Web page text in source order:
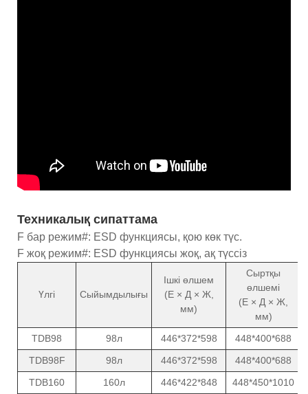
Техникалық сипаттама
F бар режим#: ESD функциясы, қою көк түс.
F жоқ режим#: ESD функциясы жоқ, ақ түссіз
Үлгі Сыйымдылығы
Ішкі өлшем
(Е × Д × Ж,
мм)
Сыртқы
өлшемі
(Е × Д × Ж,
мм)
TDB98 98л 446*372*598
448*400*688
TDB98F
98л 446*372*598
448*400*688
TDB160
160л 446*422*848
448*450*1010